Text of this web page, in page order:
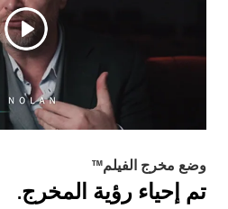
وضع مخرج الفيلم™
تم إحياء رؤية المخرج.